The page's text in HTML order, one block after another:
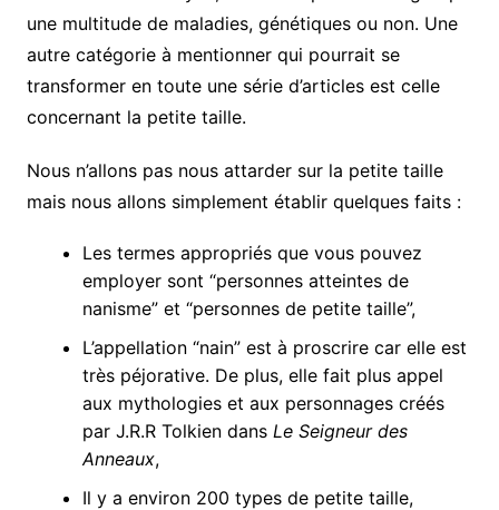
une multitude de maladies, génétiques ou non. Une
autre catégorie à mentionner qui pourrait se
transformer en toute une série d’articles est celle
concernant la petite taille.
Nous n’allons pas nous attarder sur la petite taille
mais nous allons simplement établir quelques faits :
Les termes appropriés que vous pouvez
employer sont “personnes atteintes de
nanisme” et “personnes de petite taille”,
L’appellation “nain” est à proscrire car elle est
très péjorative. De plus, elle fait plus appel
aux mythologies et aux personnages créés
par J.R.R Tolkien dans Le Seigneur des
Anneaux,
Il y a environ 200 types de petite taille,